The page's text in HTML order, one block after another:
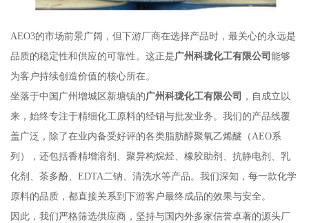
AEO3的市场前景广阔，但下游厂商在选择产品时，最关心的永远是
品质的稳定性和供应的可靠性。这正是广州科珑化工有限公司能够
为客户持续创造价值的核心所在。
坐落于中国广州增城区新塘镇的广州科珑化工有限公司 ，自成立以
来，始终专注于精细化工原料的经销与批发业务。我们的产品线覆
盖广泛，除了在业内备受好评的各类脂肪醇聚氧乙烯醚（AEO系
列），还包括香精增溶剂、聚异构烷烃、橡胶助剂、抗静电剂、乳
化剂、茶多酚、EDTA二钠、清洗水等产品。我们深知，每一款化学
原料的品质，都直接关系到下游客户最终成品的效果与安全。
因此，我们严格筛选供应商，坚持与国内外多家信誉卓著的源头厂